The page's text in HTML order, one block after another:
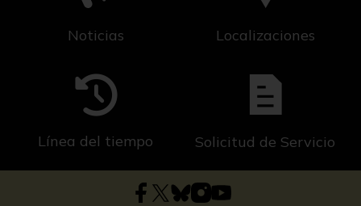
Noticias Localizaciones
Línea del tiempo Solicitud de Servicio